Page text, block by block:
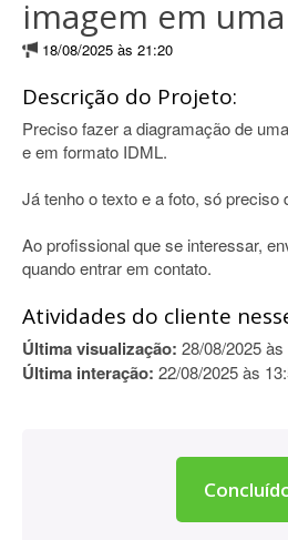
imagem em
18/08/2025 às 21:20
Descrição do Projeto:
Preciso fazer a diagramação de
e em formato IDML.
Já tenho o texto e a foto, só preciso
Ao profissional que se interessar,
quando entrar em contato.
Atividades do cliente
Última visualização: 28/08/2025 às
Última interação: 22/08/2025 às